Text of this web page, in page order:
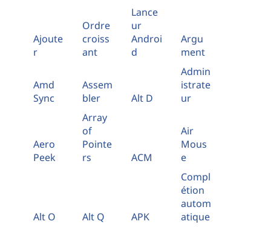
Ajoute
r
Ordre
croiss
ant
Lance
ur
Androi
d
Argu
ment
Amd
Sync
Assem
bler
Alt D
Admin
istrate
ur
Aero
Peek
Array
of
Pointe
rs
ACM
Air
Mous
e
Alt O Alt Q APK
Compl
étion
autom
atique